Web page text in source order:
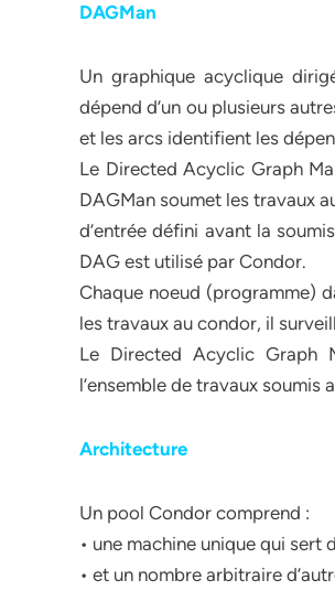
DAGMan
Un graphique acyclique
dépend d’un ou plusieurs
et les arcs identifient les
Le Directed Acyclic Graph
DAGMan soumet les travaux
d’entrée défini avant la
DAG est utilisé par Condor.
Chaque noeud (programme)
les travaux au condor, il
Le Directed Acyclic Graph
l’ensemble de travaux
Architecture
Un pool Condor comprend :
• une machine unique qui sert
• et un nombre arbitraire